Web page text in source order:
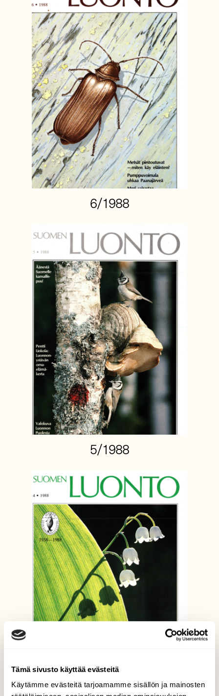
Tämä sivusto käyttää evästeitä
Käytämme evästeitä tarjoamamme sisällön ja mainosten
6/1988
5/1988